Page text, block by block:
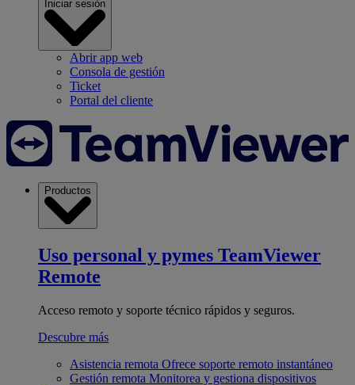
Iniciar sesión
Abrir app web
Consola de gestión
Ticket
Portal del cliente
Productos
Uso personal y pymes TeamViewer
Remote
Acceso remoto y soporte técnico rápidos y seguros.
Descubre más
Asistencia remota Ofrece soporte remoto instantáneo
Gestión remota Monitorea y gestiona dispositivos